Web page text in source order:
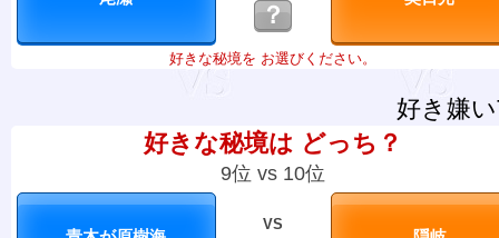
？
好きな秘境を お選びください。
好き嫌
好きな秘境は どっち？
9位 vs 10位
VS